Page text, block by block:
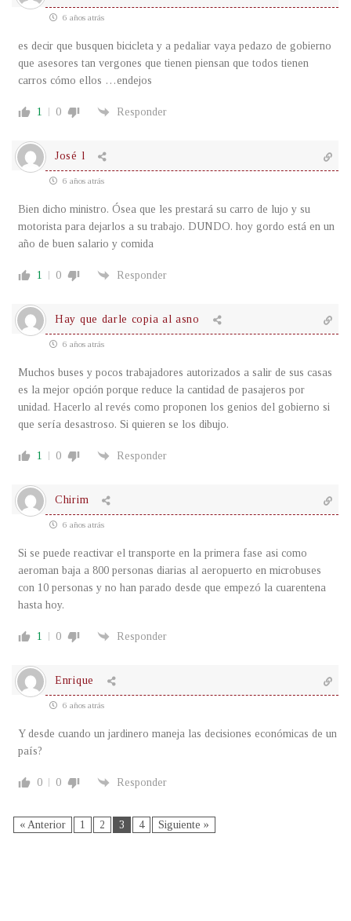
6 años atrás
es decir que busquen bicicleta y a pedaliar vaya pedazo de gobierno
que asesores tan vergones que tienen piensan que todos tienen
carros cómo ellos …endejos
1 0 Responder
José l
6 años atrás
Bien dicho ministro. Ósea que les prestará su carro de lujo y su
motorista para dejarlos a su trabajo. DUNDO. hoy gordo está en un
año de buen salario y comida
1 0 Responder
Hay que darle copia al asno
6 años atrás
Muchos buses y pocos trabajadores autorizados a salir de sus casas
es la mejor opción porque reduce la cantidad de pasajeros por
unidad. Hacerlo al revés como proponen los genios del gobierno si
que sería desastroso. Si quieren se los dibujo.
1 0 Responder
Chirim
6 años atrás
Si se puede reactivar el transporte en la primera fase asi como
aeroman baja a 800 personas diarias al aeropuerto en microbuses
con 10 personas y no han parado desde que empezó la cuarentena
hasta hoy.
1 0 Responder
Enrique
6 años atrás
Y desde cuando un jardinero maneja las decisiones económicas de un
país?
0 0 Responder
« Anterior 1 2 3 4 Siguiente »